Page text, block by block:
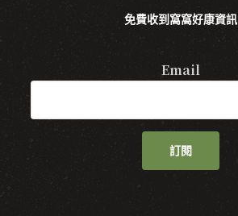
免費收到窩窩好康資訊
Email
訂閱